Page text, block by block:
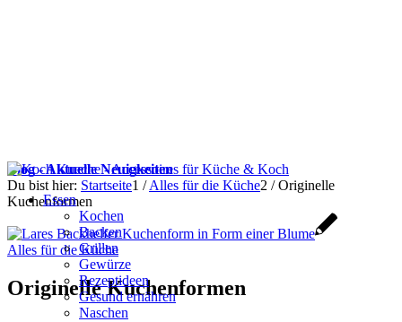
Essen
Kochen
Backen
Grillen
Gewürze
Rezeptideen
Gesund ernähren
Naschen
Blog - Aktuelle Neuigkeiten
Du bist hier: Startseite1 / Alles für die Küche2 / Originelle
Kuchenformen
Alles für die Küche
Originelle Kuchenformen